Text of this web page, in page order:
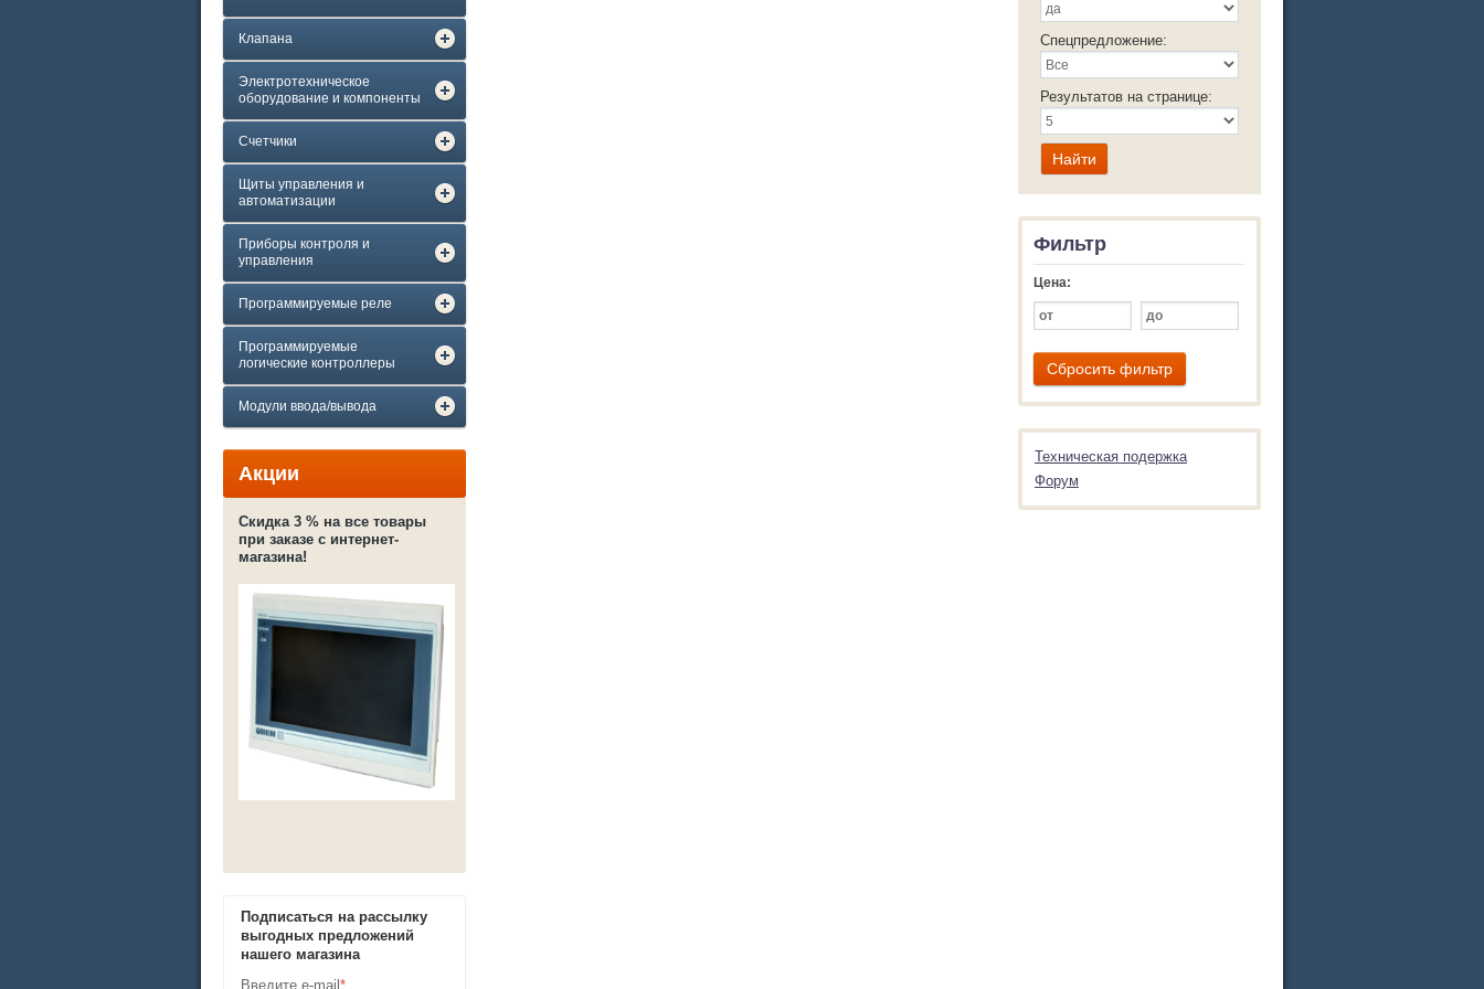
Клапана
Электротехническое
оборудование и компоненты
Счетчики
Щиты управления и
автоматизации
Приборы контроля и
управления
Программируемые реле
Программируемые
логические контроллеры
Модули ввода/вывода
Акции
Скидка 3 % на все товары
при заказе с интернет-
магазина!
Подписаться на рассылку
выгодных предложений
нашего магазина
Введите e-mail *
Спецпредложение:
Результатов на странице:
Фильтр
Цена:
Сбросить фильтр
Техническая подержка
Форум